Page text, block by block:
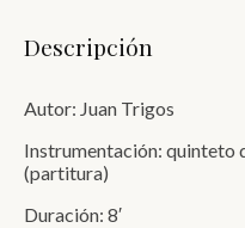
Descripción
Autor: Juan Trigos
Instrumentación: quinteto
(partitura)
Duración: 8′